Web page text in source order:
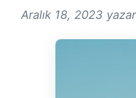
Aralık 18, 2023 yazar